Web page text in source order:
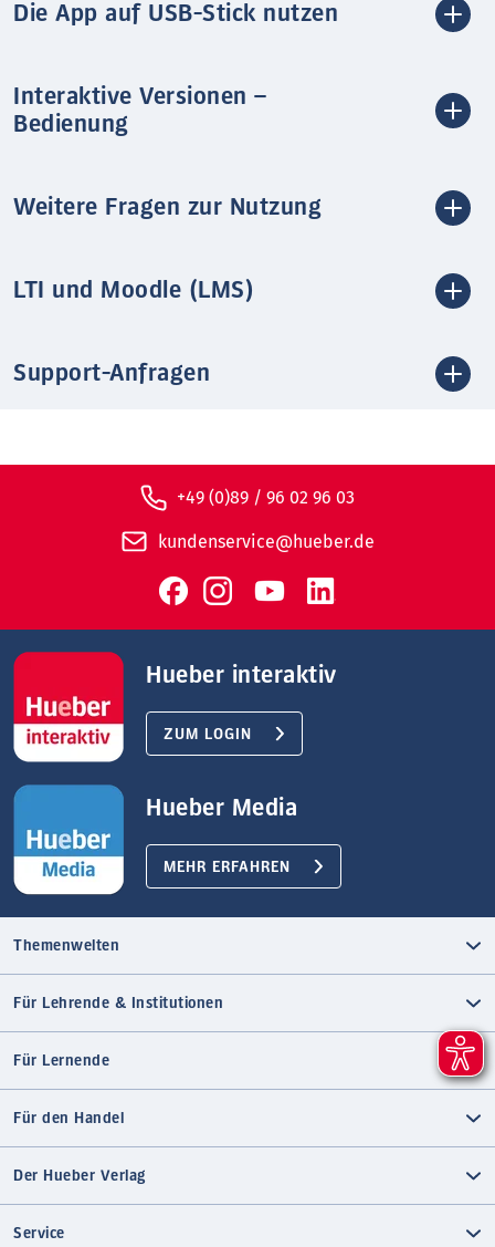
Die App auf USB-Stick nutzen
Interaktive Versionen –
Bedienung
Weitere Fragen zur Nutzung
LTI und Moodle (LMS)
Support-Anfragen
+49 (0)89 / 96 02 96 03
kundenservice@hueber.de
Hueber interaktiv
ZUM LOGIN
Hueber Media
MEHR ERFAHREN
Themenwelten
Für Lehrende & Institutionen
Für Lernende
Für den Handel
Der Hueber Verlag
Service